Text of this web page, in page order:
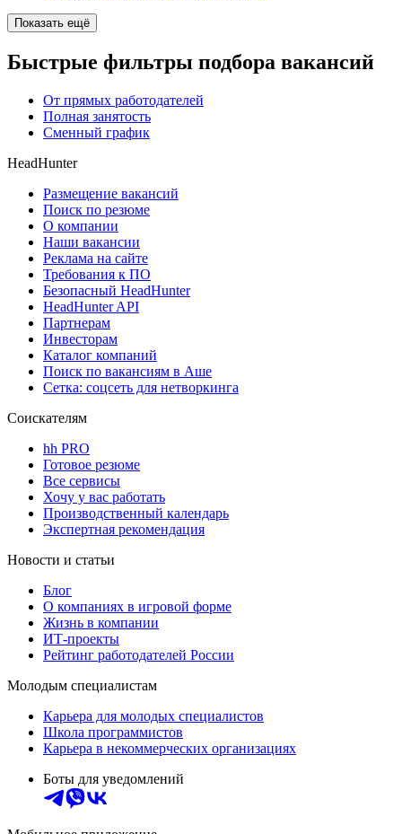
Показать ещё
Быстрые фильтры подбора вакансий
От прямых работодателей
Полная занятость
Сменный график
HeadHunter
Размещение вакансий
Поиск по резюме
О компании
Наши вакансии
Реклама на сайте
Требования к ПО
Безопасный HeadHunter
HeadHunter API
Партнерам
Инвесторам
Каталог компаний
Поиск по вакансиям в Аше
Сетка: соцсеть для нетворкинга
Соискателям
hh PRO
Готовое резюме
Все сервисы
Хочу у вас работать
Производственный календарь
Экспертная рекомендация
Новости и статьи
Блог
О компаниях в игровой форме
Жизнь в компании
ИТ-проекты
Рейтинг работодателей России
Молодым специалистам
Карьера для молодых специалистов
Школа программистов
Карьера в некоммерческих организациях
Боты для уведомлений